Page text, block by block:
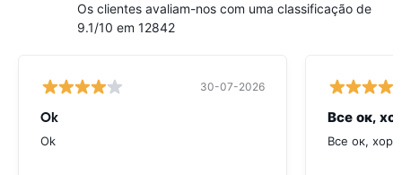
Os clientes avaliam-nos com uma classificação de
9.1/10 em 12842
30-07-2026
Ok
Ok
Все ок,
Все ок,